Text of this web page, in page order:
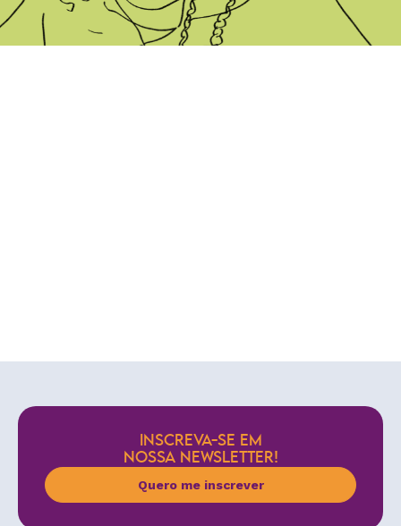
INSCREVA-SE EM
NOSSA NEWSLETTER!
Quero me inscrever